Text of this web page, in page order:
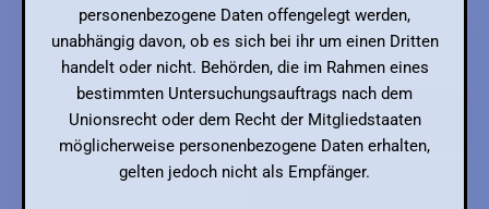
personenbezogene Daten offengelegt werden,
unabhängig davon, ob es sich bei ihr um einen Dritten
handelt oder nicht. Behörden, die im Rahmen eines
bestimmten Untersuchungsauftrags nach dem
Unionsrecht oder dem Recht der Mitgliedstaaten
möglicherweise personenbezogene Daten erhalten,
gelten jedoch nicht als Empfänger.